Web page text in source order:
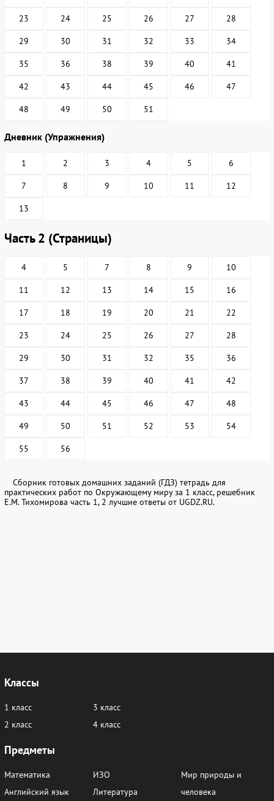
23 24 25 26 27 28
29 30 31 32 33 34
35 36 38 39 40 41
42 43 44 45 46 47
48 49 50 51
Дневник (Упражнения)
1 2 3 4 5 6
7 8 9 10 11 12
13
Часть 2 (Страницы)
4 5 7 8 9 10
11 12 13 14 15 16
17 18 19 20 21 22
23 24 25 26 27 28
29 30 31 32 35 36
37 38 39 40 41 42
43 44 45 46 47 48
49 50 51 52 53 54
55 56
Сборник готовых домашних заданий (ГДЗ) тетрадь для
практических работ по Окружающему миру за 1 класс, решебник
Е.М. Тихомирова часть 1, 2 лучшие ответы от UGDZ.RU.
Классы
1 класс
2 класс
3 класс
4 класс
Предметы
Математика
Английский язык
ИЗО
Литература
Мир природы и
человека